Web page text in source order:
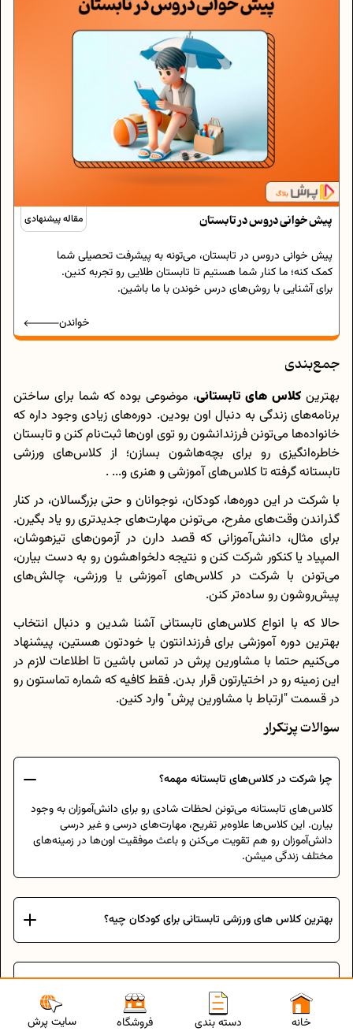
مقاله پیشنهادی پیش خوانی دروس در تابستان
پیش خوانی دروس در تابستان، می‌تونه به پیشرفت تحصیلی شما
کمک کنه؛ ما کنار شما هستیم تا تابستان طلایی رو تجربه کنین.
برای آشنایی با روش‌های درس خوندن با ما باشین.
خواندن
جمع‌بندی
بهترین کلاس های تابستانی، موضوعی بوده که شما برای ساختن
برنامه‌های زندگی به دنبال اون بودین. دوره‌های زیادی وجود داره که
خانواده‌ها می‌تونن فرزندانشون رو توی اون‌ها ثبت‌نام کنن و تابستان
خاطره‌انگیزی رو برای بچه‌هاشون بسازن؛ از کلاس‌های ورزشی
تابستانه گرفته تا کلاس‌های آموزشی و هنری و... .
با شرکت در این دوره‌ها، کودکان، نوجوانان و حتی بزرگسالان، در کنار
گذراندن وقت‌های مفرح، می‌تونن مهارت‌های جدیدتری رو یاد بگیرن.
برای مثال، دانش‌آموزانی که قصد دارن در آزمون‌های تیزهوشان،
المپیاد یا کنکور شرکت کنن و نتیجه دلخواهشون رو به دست بیارن،
می‌تونن با شرکت در کلاس‌های آموزشی یا ورزشی، چالش‌های
پیش‌روشون رو ساده‌تر کنن.
حالا که با انواع کلاس‌های تابستانی آشنا شدین و دنبال انتخاب
بهترین دوره آموزشی برای فرزندانتون یا خودتون هستین، پیشنهاد
می‌کنیم حتما با مشاورین پرش در تماس باشین تا اطلاعات لازم در
این زمینه رو در اختیارتون قرار بدن. فقط کافیه که شماره تماستون رو
در قسمت "ارتباط با مشاورین پرش" وارد کنین.
سوالات پرتکرار
چرا شرکت در کلاس‌های تابستانه مهمه؟
کلاس‌های تابستانه می‌تونن لحظات شادی رو برای دانش‌آموزان به وجود
بیارن. این کلاس‌ها علاوه‌بر تفریح، مهارت‌های درسی و غیر درسی
دانش‌آموزان رو هم تقویت می‌کنن و باعث موفقیت اون‌ها در زمینه‌های
مختلف زندگی میشن.
بهترین کلاس های ورزشی تابستانی برای کودکان چیه؟
آیا کلاس‌های درسی تابستانی برای نوجوانان هم وجود داره؟
سایت پرش فروشگاه دسته بندی خانه